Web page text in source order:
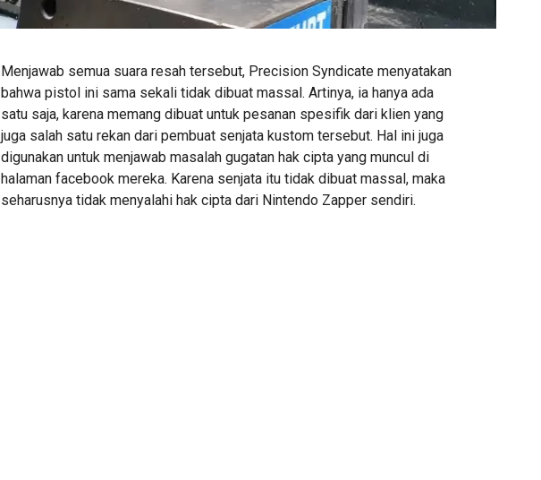
Menjawab semua suara resah tersebut, Precision Syndicate menyatakan
bahwa pistol ini sama sekali tidak dibuat massal. Artinya, ia hanya ada
satu saja, karena memang dibuat untuk pesanan spesifik dari klien yang
juga salah satu rekan dari pembuat senjata kustom tersebut. Hal ini juga
digunakan untuk menjawab masalah gugatan hak cipta yang muncul di
halaman facebook mereka. Karena senjata itu tidak dibuat massal, maka
seharusnya tidak menyalahi hak cipta dari Nintendo Zapper sendiri.